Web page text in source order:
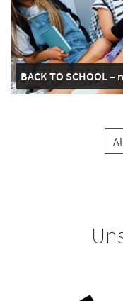
BACK TO SCHOOL